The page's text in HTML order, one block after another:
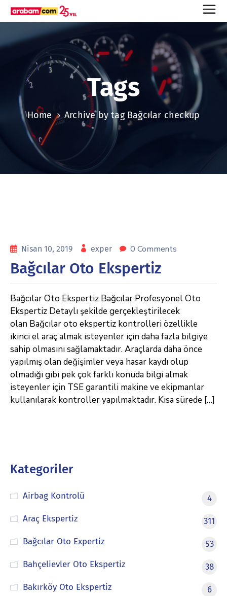
Tags
Home Archive by tag Bağcılar checkup
Nisan 10, 2019 exper 0 Comments
Bağcılar Oto Ekspertiz
Bağcılar Oto Ekspertiz Bağcılar Profesyonel Oto
Ekspertiz Detaylı şekilde gerçekleştirilecek
olan Bağcılar oto ekspertiz kontrolleri özellikle
ikinci el araç almak isteyenler için daha fazla bilgiye
sahip olmasını sağlamaktadır. Araçlarda daha önce
yapılmış olan değişimler veya hasar kaydı olup
olmadığı gibi pek çok farklı konuda bilgi almak
isteyenler için TSE garantili makine ve ekipmanlar
kullanılarak kontroller yapılmaktadır. Kısa sürede […]
Kategoriler
Airbag Kontrolü
4
Araç Ekspertiz
311
Bağcılar Oto Expertiz
53
Bahçelievler Oto Ekspertiz
38
Bakırköy Oto Ekspertiz
6